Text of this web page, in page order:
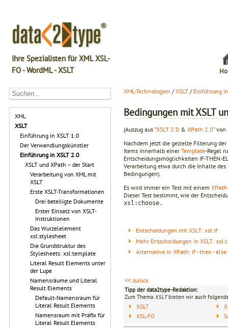
Ihre Spezialisten für XML XSL-
FO - WordML - XSLT
XML
XSLT
Einführung in XSLT 1.0
Der Verwandlungskünstler
Einführung in XSLT 2.0
XSLT und XPath – der Start
Verarbeitung von XML mit
XSLT
Erste XSLT-Transformationen
Drei beteiligte Dokumente
Erster Einsatz von XSLT-
Instruktionen
Das Wurzelelement
xsl:stylesheet
Die Grundstruktur des
Stylesheets: xsl:template
Literal Result Elements unter
der Lupe
Namensräume und Literal
Result Elements
Default-Namensraum für
Literal Result Elements
Namensraum mit Präfix für
Literal Result Elements
XML-Technologien /XSLT / Einführung
Bedingungen mit XSLT
(Auszug aus "XSLT 2.0 & XPath 2.0" von
Nachdem jetzt die gezielte Filterung
Items innerhalb einer Template-Regel
Entscheidungsmöglichkeiten IF-THEN-
Verarbeitung etwa durch die Inhalte
Bedingungen).
Es wird immer ein Test mit einem
Dieser Test bestimmt, wie der
xsl:choose.
Entscheidungen mit XSLT: xsl:if
Mehr Entscheidungen in XSLT:
Alternative in XPath: if - then - else
<< zurück
Tipp der data2type-Redaktion:
Zum Thema XSLTbieten wir auch
XSLT
XSL-FO